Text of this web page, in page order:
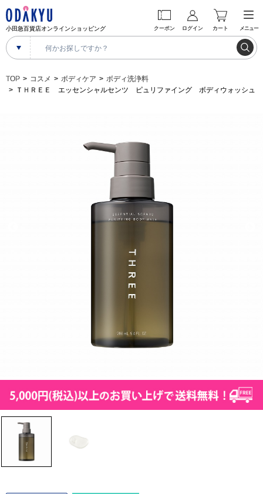
小田急百貨店オンラインショッピング クーポン ログイン カート メニュー
TOP コスメ ボディケア
ボディ洗浄料
ＴＨＲＥＥ エッセンシャルセンツ ピュリファイング ボディウォッシュ